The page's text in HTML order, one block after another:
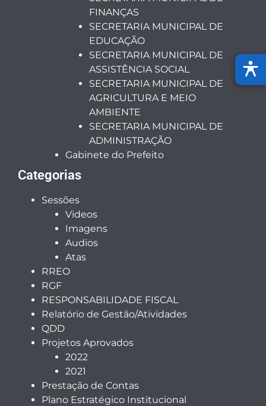
FINANÇAS
SECRETARIA MUNICIPAL DE
EDUCAÇÃO
SECRETARIA MUNICIPAL DE
ASSISTÊNCIA SOCIAL
SECRETARIA MUNICIPAL DE
AGRICULTURA E MEIO
AMBIENTE
SECRETARIA MUNICIPAL DE
ADMINISTRAÇÃO
Gabinete do Prefeito
Categorias
Sessões
Videos
Imagens
Audios
Atas
RREO
RGF
RESPONSABILIDADE FISCAL
Relatório de Gestão/Atividades
QDD
Projetos Aprovados
2022
2021
Prestação de Contas
Plano Estratégico Institucional